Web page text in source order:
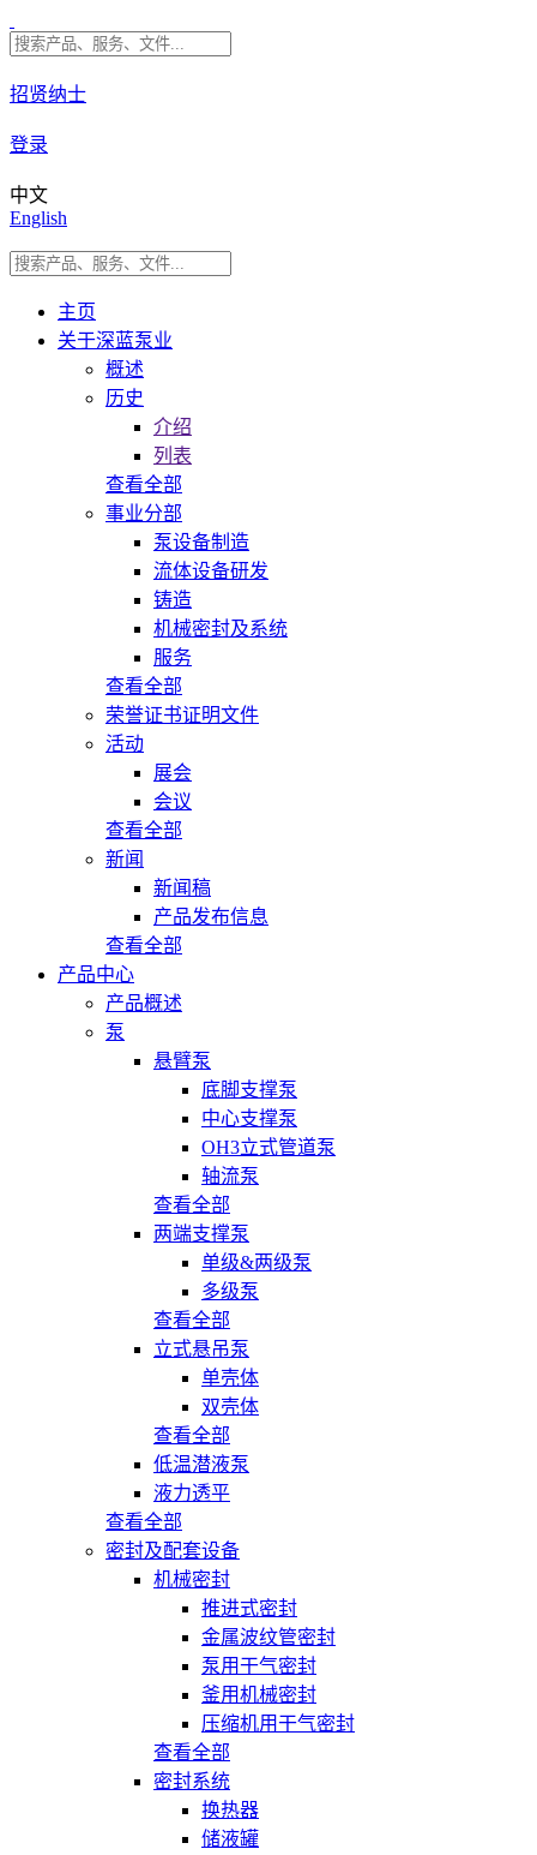
招贤纳士
登录
中文
English
主页
关于深蓝泵业
概述
历史
介绍
列表
查看全部
事业分部
泵设备制造
流体设备研发
铸造
机械密封及系统
服务
查看全部
荣誉证书证明文件
活动
展会
会议
查看全部
新闻
新闻稿
产品发布信息
查看全部
产品中心
产品概述
泵
悬臂泵
底脚支撑泵
中心支撑泵
OH3立式管道泵
轴流泵
查看全部
两端支撑泵
单级&两级泵
多级泵
查看全部
立式悬吊泵
单壳体
双壳体
查看全部
低温潜液泵
液力透平
查看全部
密封及配套设备
机械密封
推进式密封
金属波纹管密封
泵用干气密封
釜用机械密封
压缩机用干气密封
查看全部
密封系统
换热器
储液罐